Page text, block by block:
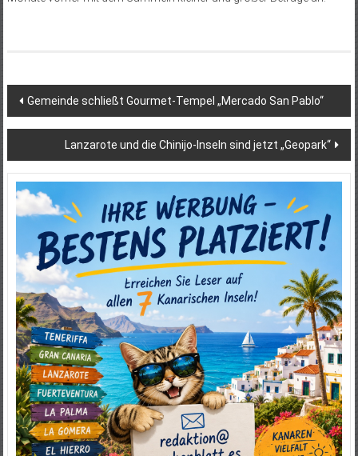
Beitragsnavigation
Gemeinde schließt Gourmet-Tempel „Mercado San Pablo“
Lanzarote und die Chinijo-Inseln sind jetzt „Geopark“